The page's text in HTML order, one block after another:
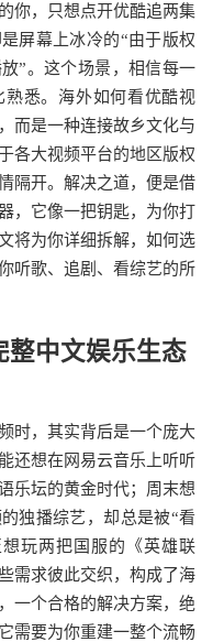
你，只想点开优酷追两集
屏幕上冰冷的“由于版权
”。这个场景，相信每一
悉。海外如何看优酷视
而是一种连接故乡文化与
各大视频平台的地区版权
隔开。解决之道，便是借
，它像一把钥匙，为你打
将为你详细拆解，如何选
听歌、追剧、看综艺的所
整中文娱乐生态
时，其实背后是一个庞大
还想在网易云音乐上听听
乐坛的黄金时代；周末想
独播综艺，却总是被“看
玩两把国服的《英雄联
需求彼此交织，构成了海
一个合格的解决方案，绝
需要为你重建一整个流畅